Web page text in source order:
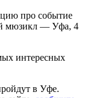
про событие
мюзикл — Уфа, 4
интересных
в Уфе.